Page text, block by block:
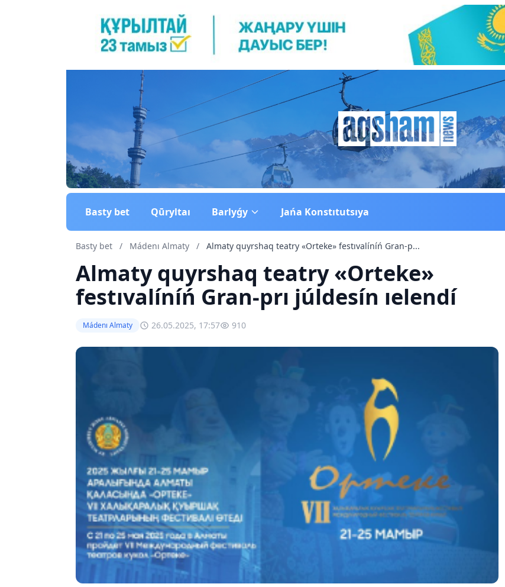
Basty bet Qūryltaı Barlyǵy Jańa Konstıtutsıya
Basty bet / Mádenı Almaty / Almaty quyrshaq teatry «Orteke» festıvalíníń Gran-p...
Almaty quyrshaq teatry «Orteke»
festıvalíníń Gran-prı júldesín ıelendí
Mádenı Almaty 26.05.2025, 17:57 910